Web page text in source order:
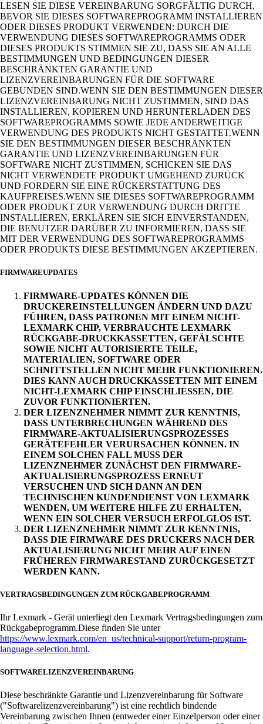
LESEN SIE DIESE VEREINBARUNG SORGFÄLTIG DURCH,
BEVOR SIE DIESES SOFTWAREPROGRAMM INSTALLIEREN
ODER DIESES PRODUKT VERWENDEN: DURCH DIE
VERWENDUNG DIESES SOFTWAREPROGRAMMS ODER
DIESES PRODUKTS STIMMEN SIE ZU, DASS SIE AN ALLE
BESTIMMUNGEN UND BEDINGUNGEN DIESER
BESCHRÄNKTEN GARANTIE UND
LIZENZVEREINBARUNGEN FÜR DIE SOFTWARE
GEBUNDEN SIND.WENN SIE DEN BESTIMMUNGEN DIESER
LIZENZVEREINBARUNG NICHT ZUSTIMMEN, SIND DAS
INSTALLIEREN, KOPIEREN UND HERUNTERLADEN DES
SOFTWAREPROGRAMMS SOWIE JEDE ANDERWEITIGE
VERWENDUNG DES PRODUKTS NICHT GESTATTET.WENN
SIE DEN BESTIMMUNGEN DIESER BESCHRÄNKTEN
GARANTIE UND LIZENZVEREINBARUNGEN FÜR
SOFTWARE NICHT ZUSTIMMEN, SCHICKEN SIE DAS
NICHT VERWENDETE PRODUKT UMGEHEND ZURÜCK
UND FORDERN SIE EINE RÜCKERSTATTUNG DES
KAUFPREISES.WENN SIE DIESES SOFTWAREPROGRAMM
ODER PRODUKT ZUR VERWENDUNG DURCH DRITTE
INSTALLIEREN, ERKLÄREN SIE SICH EINVERSTANDEN,
DIE BENUTZER DARÜBER ZU INFORMIEREN, DASS SIE
MIT DER VERWENDUNG DES SOFTWAREPROGRAMMS
ODER PRODUKTS DIESE BESTIMMUNGEN AKZEPTIEREN.
FIRMWAREUPDATES
FIRMWARE-UPDATES KÖNNEN DIE
DRUCKEREINSTELLUNGEN ÄNDERN UND DAZU
FÜHREN, DASS PATRONEN MIT EINEM NICHT-
LEXMARK CHIP, VERBRAUCHTE LEXMARK
RÜCKGABE-DRUCKKASSETTEN, GEFÄLSCHTE
SOWIE NICHT AUTORISIERTE TEILE,
MATERIALIEN, SOFTWARE ODER
SCHNITTSTELLEN NICHT MEHR FUNKTIONIEREN.
DIES KANN AUCH DRUCKKASSETTEN MIT EINEM
NICHT-LEXMARK CHIP EINSCHLIESSEN, DIE
ZUVOR FUNKTIONIERTEN.
DER LIZENZNEHMER NIMMT ZUR KENNTNIS,
DASS UNTERBRECHUNGEN WÄHREND DES
FIRMWARE-AKTUALISIERUNGSPROZESSES
GERÄTEFEHLER VERURSACHEN KÖNNEN. IN
EINEM SOLCHEN FALL MUSS DER
LIZENZNEHMER ZUNÄCHST DEN FIRMWARE-
AKTUALISIERUNGSPROZESS ERNEUT
VERSUCHEN UND SICH DANN AN DEN
TECHNISCHEN KUNDENDIENST VON LEXMARK
WENDEN, UM WEITERE HILFE ZU ERHALTEN,
WENN EIN SOLCHER VERSUCH ERFOLGLOS IST.
DER LIZENZNEHMER NIMMT ZUR KENNTNIS,
DASS DIE FIRMWARE DES DRUCKERS NACH DER
AKTUALISIERUNG NICHT MEHR AUF EINEN
FRÜHEREN FIRMWARESTAND ZURÜCKGESETZT
WERDEN KANN.
VERTRAGSBEDINGUNGEN ZUM RÜCKGABEPROGRAMM
Ihr Lexmark - Gerät unterliegt den Lexmark Vertragsbedingungen zum
Rückgabeprogramm.Diese finden Sie unter
https://www.lexmark.com/en_us/technical-support/return-program-
language-selection.html.
SOFTWARELIZENZVEREINBARUNG
Diese beschränkte Garantie und Lizenzvereinbarung für Software
("Softwarelizenzvereinbarung") ist eine rechtlich bindende
Vereinbarung zwischen Ihnen (entweder einer Einzelperson oder einer